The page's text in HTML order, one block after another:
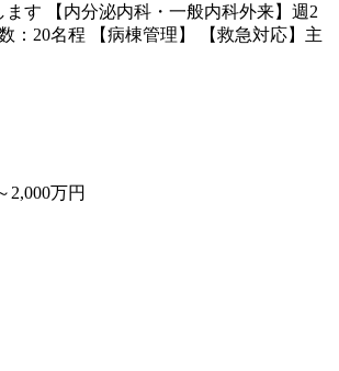
ます 【内分泌内科・一般内科外来】週2
：20名程 【病棟管理】 【救急対応】主
2,000万円